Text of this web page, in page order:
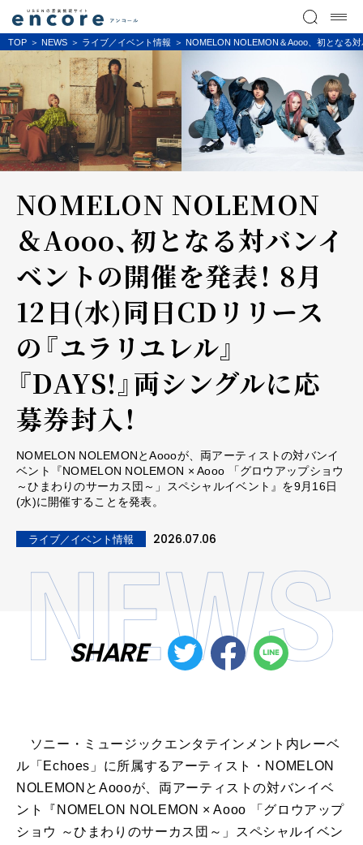
TOP NEWS ライブ／イベント情報 NOMELON NOLEMON＆Aooo、初となる
NOMELON NOLEMON
＆Aooo、初となる対バンイ
ベントの開催を発表！ 8月
12日(水)同日CDリリース
の『ユラリユレル』
『DAYS!』両シングルに応
募券封入！
NOMELON NOLEMONとAoooが、両アーティストの対バンイ
ベント『NOMELON NOLEMON × Aooo 「グロウアップショウ
～ひまわりのサーカス団～」スペシャルイベント』を9月16日
(水)に開催することを発表。
ライブ／イベント情報 2026.07.06
SHARE
ソニー・ミュージックエンタテインメント内レーベ
ル「Echoes」に所属するアーティスト・NOMELON
NOLEMONとAoooが、両アーティストの対バンイベ
ント『NOMELON NOLEMON × Aooo 「グロウアップ
ショウ ～ひまわりのサーカス団～」スペシャルイベン